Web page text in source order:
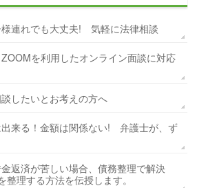
連れでも大丈夫! 気軽に法律相談
を利用したオンライン面談に対応
したいとお考えの方へ
来る！金額は関係ない! 弁護士が、ず
返済が苦しい場合、債務整理で解決
理する方法を伝授します。